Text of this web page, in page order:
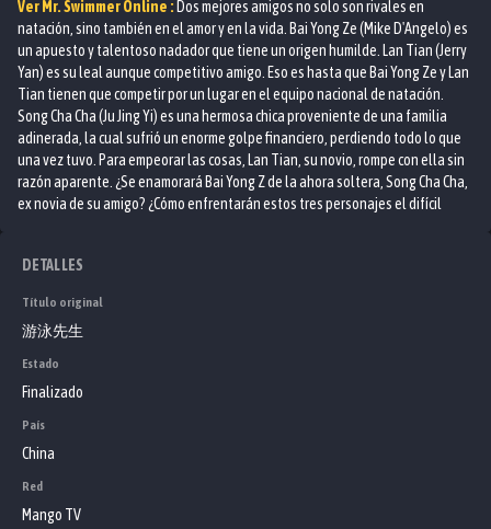
Ver Mr. SwimmerOnline : Dos mejores amigos no solo son rivales en
natación, sino también en el amor y en la vida. Bai Yong Ze (Mike D'Angelo) es
un apuesto y talentoso nadador que tiene un origen humilde. Lan Tian (Jerry
Yan) es su leal aunque competitivo amigo. Eso es hasta que Bai Yong Ze y Lan
Tian tienen que competir por un lugar en el equipo nacional de natación.
Song Cha Cha (Ju Jing Yi) es una hermosa chica proveniente de una familia
adinerada, la cual sufrió un enorme golpe financiero, perdiendo todo lo que
una vez tuvo. Para empeorar las cosas, Lan Tian, su novio, rompe con ella sin
razón aparente. ¿Se enamorará Bai Yong Z de la ahora soltera, Song Cha Cha,
ex novia de su amigo? ¿Cómo enfrentarán estos tres personajes el difícil
DETALLES
Título original
游泳先生
Estado
Finalizado
País
China
Red
Mango TV